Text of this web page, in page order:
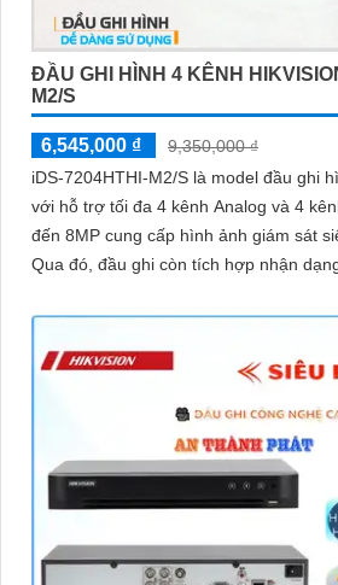
ĐẦU GHI HÌNH 4 KÊNH
M2/S
6,545,000 ₫
9,350,000 ₫
iDS-7204HTHI-M2/S là model đầu ghi
với hỗ trợ tối đa 4 kênh Analog và 4
đến 8MP cung cấp hình ảnh giám sát
Qua đó, đầu ghi còn tích hợp nhận
10TB